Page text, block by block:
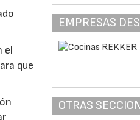
el
que
EMPRESAS
OTRAS